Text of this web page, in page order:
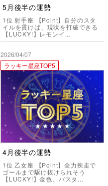
5月後半の運勢
1位 射手座 【Point】自分のスタ
イルを貫けば、現状を打破できる
【LUCKY!】レモンイ...
2026/04/07
ラッキー星座TOP5
4月後半の運勢
1位 乙女座 【Point】全力疾走で
ゴールまで駆け抜けられそう
【LUCKY!】金色、バスタ...